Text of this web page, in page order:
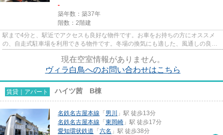
-
築年数：築37年
階数：2階建
駅まで4分と、駅近でアクセスも良好な物件です。お車をお持ちの方にオススメ
の、自走式駐車場を利用できる物件です。冬場の換気にも適した、風通しの良い
現在空室情報がありません。
ヴィラ白鳥へのお問い合わせはこちら
賃貸｜アパート ハイツ茜 B棟
名鉄名古屋本線 「 男川
」駅 徒歩13分
名鉄名古屋本線 「 東岡崎 」駅 徒歩17分
愛知環状鉄道 「 六名 」駅 徒歩38分